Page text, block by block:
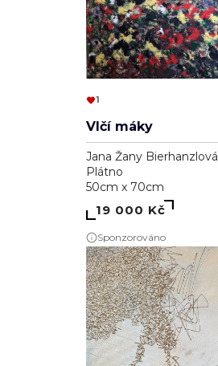
1
Vlčí máky
Jana Žany Bierhanzlová
Plátno
50cm x 70cm
19 000 Kč
Sponzorováno